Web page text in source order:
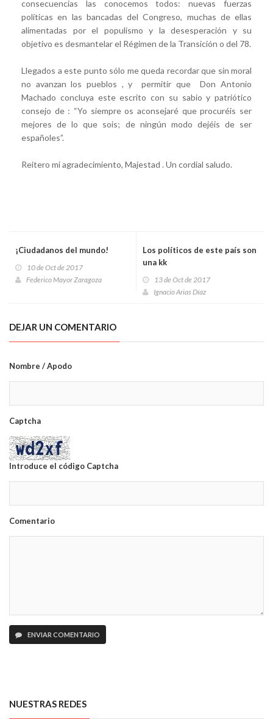
consecuencias las conocemos todos: nuevas fuerzas
políticas en las bancadas del Congreso, muchas de ellas
alimentadas por el populismo y la desesperación y su
objetivo es desmantelar el Régimen de la Transición o del 78.
Llegados a este punto sólo me queda recordar que sin moral
no avanzan los pueblos , y permitir que Don Antonio
Machado concluya este escrito con su sabio y patriótico
consejo de : “Yo siempre os aconsejaré que procuréis ser
mejores de lo que sois; de ningún modo dejéis de ser
españoles”.
Reitero mi agradecimiento, Majestad . Un cordial saludo.
¡Ciudadanos del mundo!
10 de Oct de 2017
Federico Mayor Zaragoza
Los políticos de este país son
una kk
13 de Oct de 2017
Ignacio Arias Díaz
DEJAR UN COMENTARIO
Nombre / Apodo
Captcha
Introduce el código Captcha
Comentario
ENVIAR COMENTARIO
NUESTRAS REDES